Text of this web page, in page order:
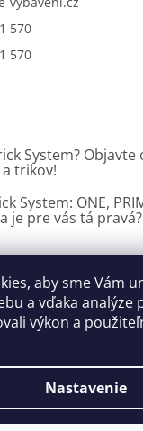
aby sme Vám
a vďaka analýze
výkon a
Nastavenie
570
570
System?
trikov!
System: ONE,
je pre vás tá pravá?
Dílenské vybavení